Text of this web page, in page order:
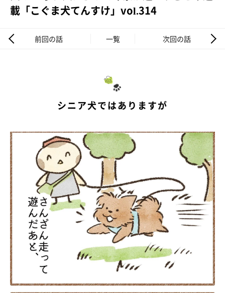
載「こぐま犬てんすけ」vol.314
前回の話 一覧 次回の話
シニア犬ではありますが